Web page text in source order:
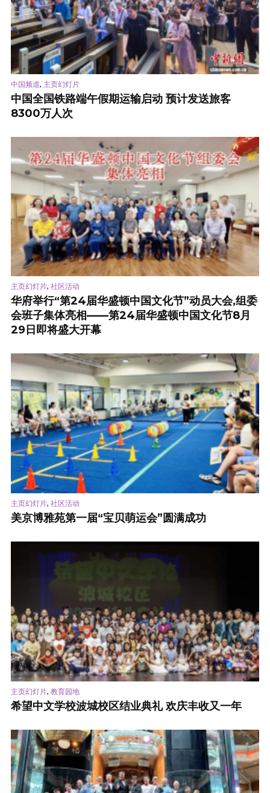
中国频道, 主页幻灯片
中国全国铁路端午假期运输启动 预计发送旅客
8300万人次
主页幻灯片, 社区活动
华府举行“第24届华盛顿中国文化节”动员大会,组委
会班子集体亮相——第24届华盛顿中国文化节8月
29日即将盛大开幕
主页幻灯片, 社区活动
美京博雅苑第一届“宝贝萌运会”圆满成功
主页幻灯片, 教育园地
希望中文学校波城校区结业典礼 欢庆丰收又一年